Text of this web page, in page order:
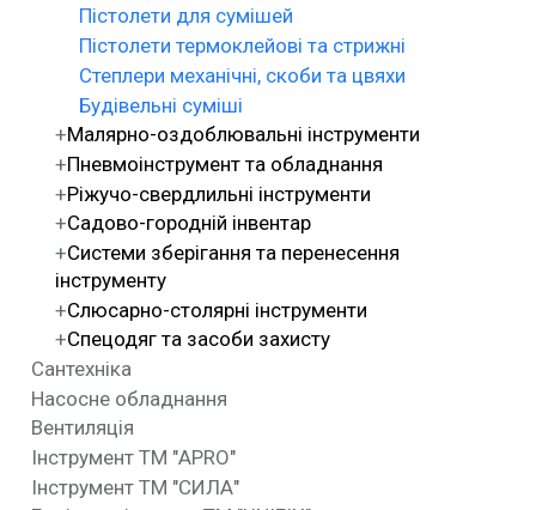
Пістолети для сумішей
Пістолети термоклейові та стрижні
Степлери механічні, скоби та цвяхи
Будівельні суміші
Малярно-оздоблювальні інструменти
Пневмоінструмент та обладнання
Ріжучо-свердлильні інструменти
Садово-городній інвентар
Системи зберігання та перенесення
інструменту
Слюсарно-столярні інструменти
Спецодяг та засоби захисту
Сантехніка
Насосне обладнання
Вентиляція
Інструмент ТМ "APRO"
Інструмент ТМ "СИЛА"